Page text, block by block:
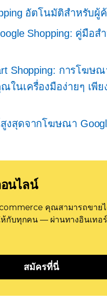
อัตโนมัติสำหรับผู้ค้
Shopping: คู่มือส
Shopping: การโฆษณ
ในเครื่องมือง่ายๆ เพีย
งสุดจากโฆษณา
นไลน์
คุณสามารถขายไ
ห้กับทุกคน — ผ่านทางอินเทอ
สมัครที่นี่